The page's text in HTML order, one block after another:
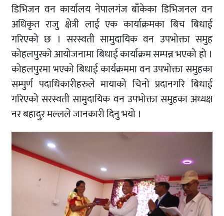
डिभिजन वन कार्यालय नेपालगंज बाँकेका डिभिजनल वन
अधिकृत राजु क्षेत्री लाई एक कार्याक्रमका बिच बिधाई
गरिएको छ । सरस्वती सामुदायिक वन उपभोक्ता समुह
कोहलपुरको आयोजनामा बिधाई कार्याक्रम सम्पन्न भएको हो ।
कोहलपुरमा भएको बिधाई कार्यक्रममा वन उपभोक्ता समुहका
सम्पुर्ण पदाधिकारीहरुले मायाको चिनो प्रदानगरि बिधाई
गरिएको सरस्वती सामुदायिक वन उपभोक्ता समुहका अध्यक्ष
नर बहादुर मल्लले जानकारी दिनु भयो ।